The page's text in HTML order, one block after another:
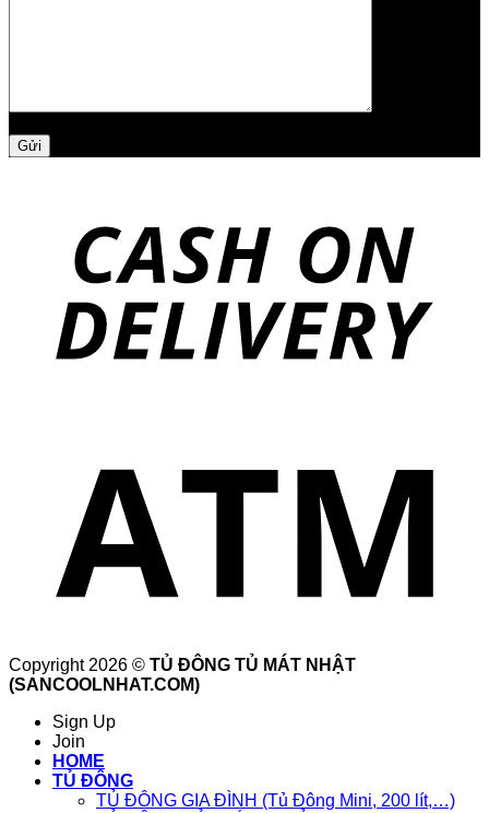
Copyright 2026 © TỦ ĐÔNG TỦ MÁT NHẬT
(SANCOOLNHAT.COM)
Sign Up
Join
HOME
TỦ ĐÔNG
TỦ ĐÔNG GIA ĐÌNH (Tủ Đông Mini, 200 lít,…)